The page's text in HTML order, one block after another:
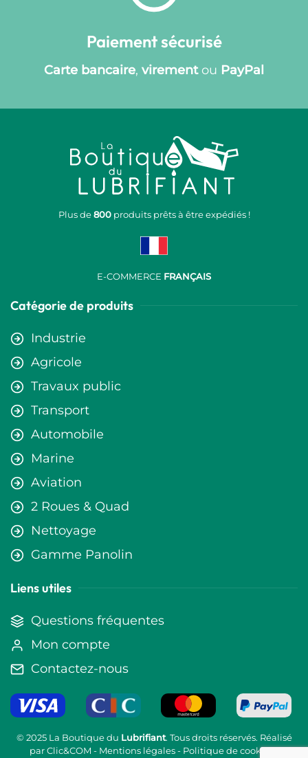
Paiement sécurisé
Carte bancaire, virementou PayPal
Plus de800produits prêts à être expédiés !
E-COMMERCE FRANÇAIS
Catégorie de produits
Industrie
Agricole
Travaux public
Transport
Automobile
Marine
Aviation
2 Roues & Quad
Nettoyage
Gamme Panolin
Liens utiles
Questions fréquentes
Mon compte
Contactez-nous
© 2025 La Boutique du Lubrifiant. Tous droits réservés. Réalisé
parClic&COM - Mentions légales- Politique de cookies-